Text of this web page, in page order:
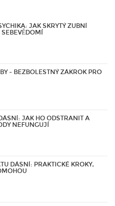
JAK SKRYTÝ ZUBNÍ
- BEZBOLESTNÝ ZÁKROK PRO
JAK HO ODSTRANIT A
NEFUNGUJÍ
DÁSNÍ: PRAKTICKÉ KROKY,